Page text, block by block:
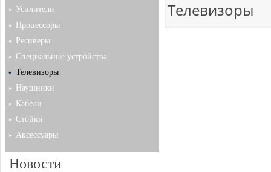
Телевизоры
Усилители
Процессоры
Ресиверы
Специальные устройства
Телевизоры
Наушники
Кабели
Стойки
Аксессуары
Новости